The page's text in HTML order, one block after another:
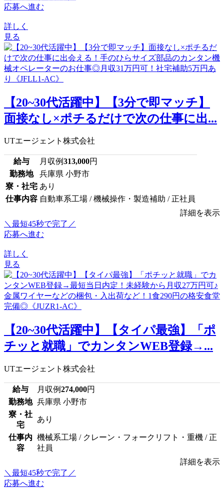
応募へ進む
詳しく
見る
【20~30代活躍中】【3分で即マッチ】
面接なし×ポチるだけで次の仕事に出...
UTエージェント株式会社
給与 月収例313,000円
勤務地
兵庫県 小野市
寮・社宅 あり
仕事内容 自動車系工場 / 機械操作・製造補助 / 正社員
詳細を表示
＼最短45秒で完了／
応募へ進む
詳しく
見る
【20~30代活躍中】【タイパ最強】「ポ
チッと就職」でカンタンWEB登録→...
UTエージェント株式会社
給与 月収例274,000円
勤務地 兵庫県 小野市
寮・社
宅
あり
仕事内
容
機械系工場 / クレーン・フォークリフト・重機 / 正
社員
詳細を表示
＼最短45秒で完了／
応募へ進む